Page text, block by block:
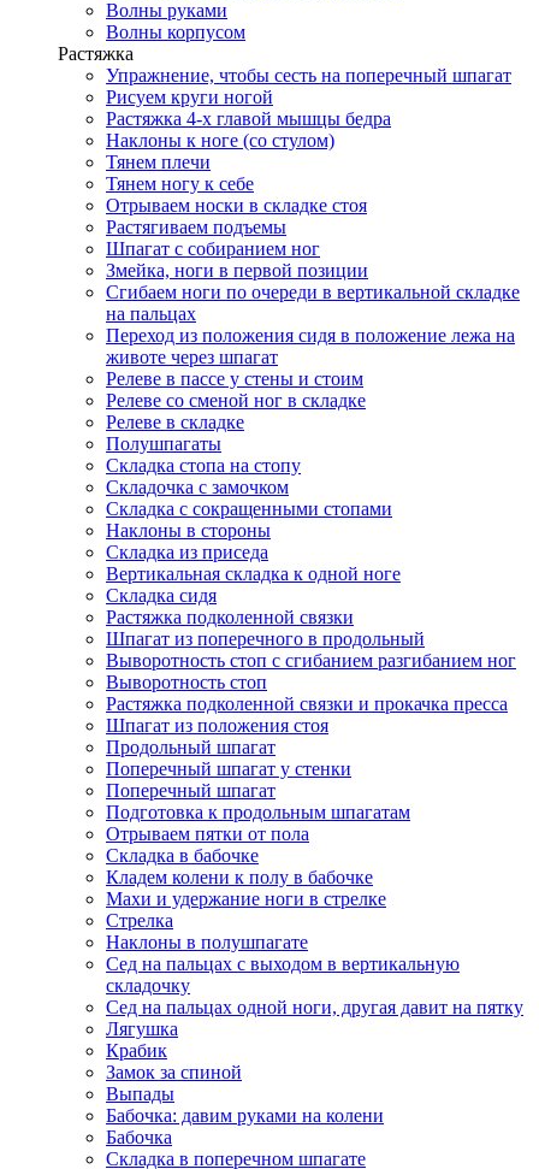
Волны руками
Волны корпусом
Растяжка
Упражнение, чтобы сесть на поперечный шпагат
Рисуем круги ногой
Растяжка 4-х главой мышцы бедра
Наклоны к ноге (со стулом)
Тянем плечи
Тянем ногу к себе
Отрываем носки в складке стоя
Растягиваем подъемы
Шпагат с собиранием ног
Змейка, ноги в первой позиции
Сгибаем ноги по очереди в вертикальной складке
на пальцах
Переход из положения сидя в положение лежа на
животе через шпагат
Релеве в пассе у стены и стоим
Релеве со сменой ног в складке
Релеве в складке
Полушпагаты
Складка стопа на стопу
Складочка с замочком
Складка с сокращенными стопами
Наклоны в стороны
Складка из приседа
Вертикальная складка к одной ноге
Складка сидя
Растяжка подколенной связки
Шпагат из поперечного в продольный
Выворотность стоп с сгибанием разгибанием ног
Выворотность стоп
Растяжка подколенной связки и прокачка пресса
Шпагат из положения стоя
Продольный шпагат
Поперечный шпагат у стенки
Поперечный шпагат
Подготовка к продольным шпагатам
Отрываем пятки от пола
Складка в бабочке
Кладем колени к полу в бабочке
Махи и удержание ноги в стрелке
Стрелка
Наклоны в полушпагате
Сед на пальцах с выходом в вертикальную
складочку
Сед на пальцах одной ноги, другая давит на пятку
Лягушка
Крабик
Замок за спиной
Выпады
Бабочка: давим руками на колени
Бабочка
Складка в поперечном шпагате